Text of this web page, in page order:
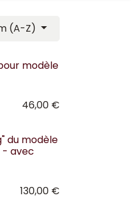
(A-Z)
modèle
46,00€
du modèle
- avec
130,00€